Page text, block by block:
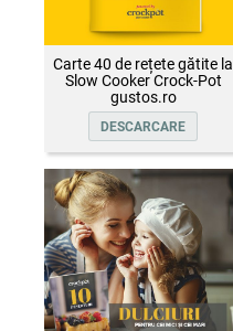
Carte 40 de rețete gătite la
Slow Cooker Crock-Pot
gustos.ro
DESCARCARE